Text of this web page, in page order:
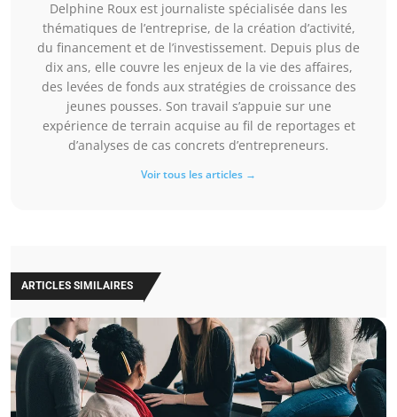
Delphine Roux est journaliste spécialisée dans les
thématiques de l’entreprise, de la création d’activité,
du financement et de l’investissement. Depuis plus de
dix ans, elle couvre les enjeux de la vie des affaires,
des levées de fonds aux stratégies de croissance des
jeunes pousses. Son travail s’appuie sur une
expérience de terrain acquise au fil de reportages et
d’analyses de cas concrets d’entrepreneurs.
Voir tous les articles →
ARTICLES SIMILAIRES